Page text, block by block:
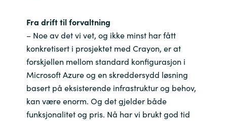
Fra drift til forvaltning
– Noe av det vi vet, og ikke minst har fått
konkretisert i prosjektet med Crayon, er at
forskjellen mellom standard konfigurasjon i
Microsoft Azure og en skreddersydd løsning
basert på eksisterende infrastruktur og behov,
kan være enorm. Og det gjelder både
funksjonalitet og pris. Nå har vi brukt god tid